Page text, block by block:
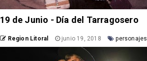
19 de Junio - Día del Tarragosero
Region Litoral junio 19, 2018 personajes